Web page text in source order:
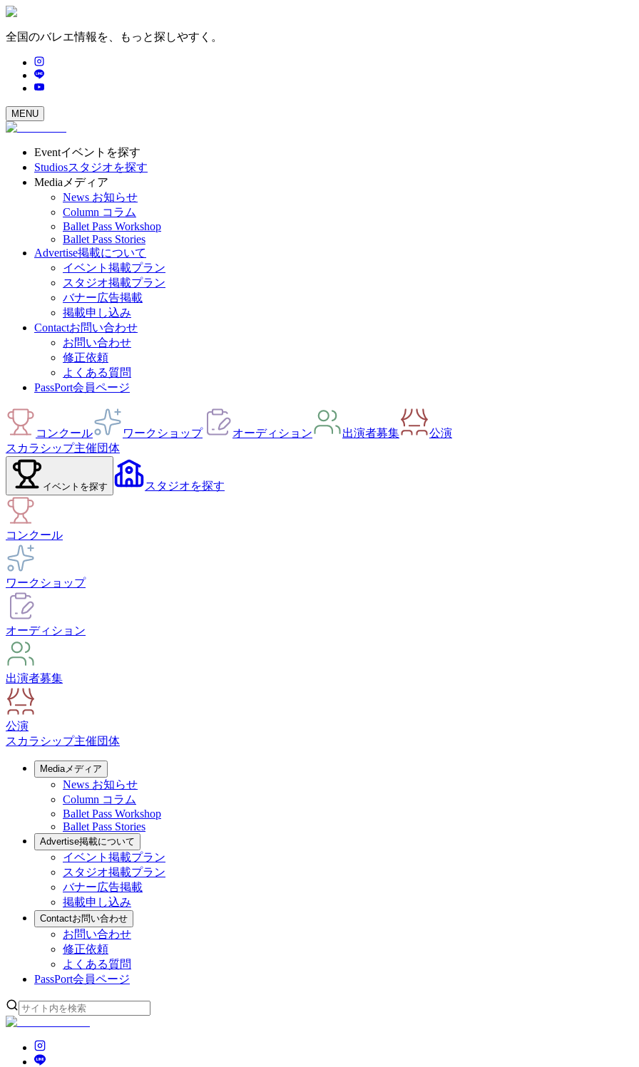
全国のバレエ情報を、もっと探しやすく。
MENU
Eventイベントを探す
Studiosスタジオを探す
Media メディア
News お知らせ
Column コラム
Ballet Pass Workshop
Ballet Pass Stories
Advertise掲載について
イベント掲載プラン
スタジオ掲載プラン
バナー広告掲載
掲載申し込み
Contactお問い合わせ
お問い合わせ
修正依頼
よくある質問
PassPort会員ページ
コンクール ワークショップ オーディション 出演者募集
公演
スカラシップ主催団体
イベント を探す スタジオを探す
コンクール
ワークショップ
オーディション
出演者募集
公演
スカラシップ主催団体
Mediaメディア
News お知らせ
Column コラム
Ballet Pass Workshop
Ballet Pass Stories
Advertise掲載について
イベント掲載プラン
スタジオ掲載プラン
バナー広告掲載
掲載申し込み
Contactお問い合わせ
お問い合わせ
修正依頼
よくある質問
PassPort会員ページ